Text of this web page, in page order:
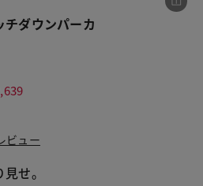
ダウンパーカ
ビュー
せ。
りステッチダウンパーカ
¥12,639
X